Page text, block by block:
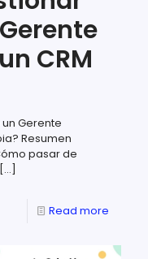
CRM
Gerente
Resumen
pasar de
[…]
Read more